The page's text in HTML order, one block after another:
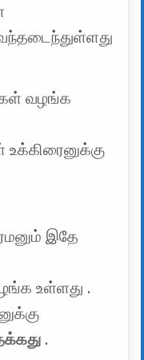
வழங்க
இதே
உள்ளது .
.